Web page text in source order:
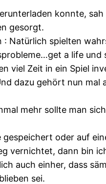
konnte,
gesorgt.
Natürlich spielten
a life und
viel Zeit in ein Spiel
dazu gehört nun
mehr sollte man
oder auf
vernichtet, dann bin
auch einher, dass
sei.